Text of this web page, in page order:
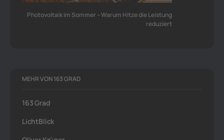
Photovoltaik im Sommer – Warum Hitze die Leistung
reduziert
MEHR VON 163 GRAD
163 Grad
LichtBlick